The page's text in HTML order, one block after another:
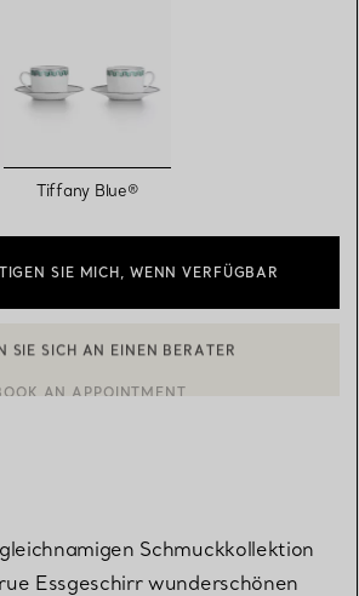
ausgewählt
Tiffany Blue®
SIE MICH, WENN VERFÜGBAR
Schmuckkollektion
Essgeschirr wunderschönen